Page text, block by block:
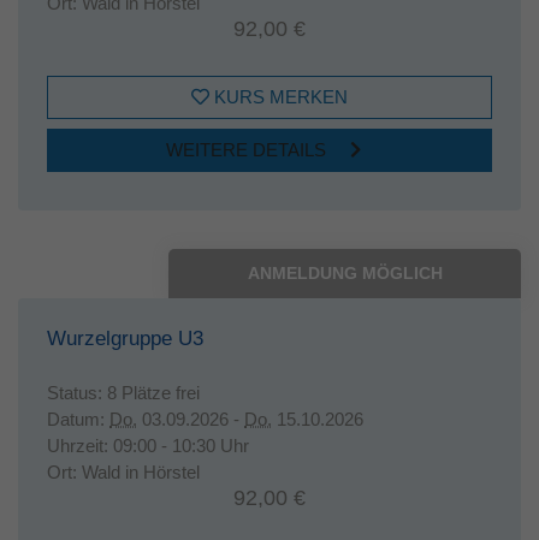
92,00 €
KURS MERKEN
WEITERE DETAILS
ANMELDUNG MÖGLICH
Wurzelgruppe U3
Status: 8 Plätze frei
Datum: Do. 03.09.2026 - Do. 15.10.2026
Uhrzeit: 09:00 - 10:30 Uhr
Ort: Wald in Hörstel
92,00 €